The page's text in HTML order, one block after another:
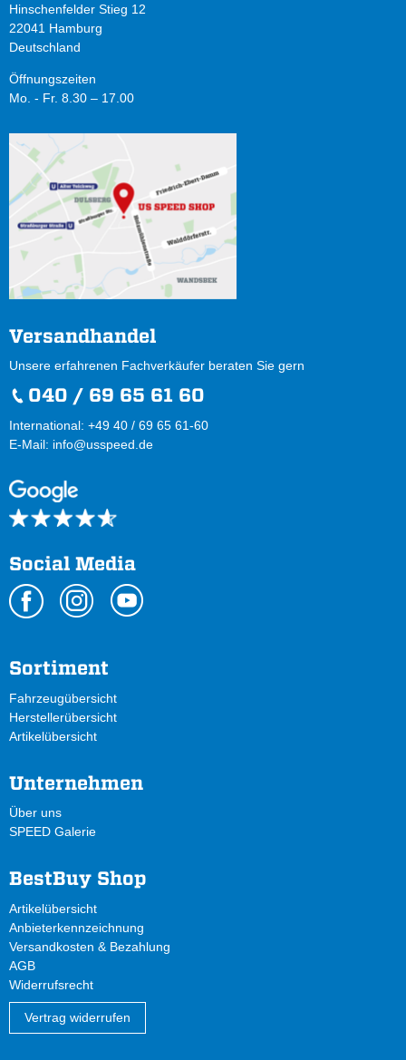
Hinschenfelder Stieg 12
22041 Hamburg
Deutschland
Öffnungszeiten
Mo. - Fr. 8.30 – 17.00
Versandhandel
Unsere erfahrenen Fachverkäufer beraten Sie gern
040 / 69 65 61 60
International: +49 40 / 69 65 61-60
E-Mail: info@usspeed.de
Social Media
Sortiment
Fahrzeugübersicht
Herstellerübersicht
Artikelübersicht
Unternehmen
Über uns
SPEED Galerie
BestBuy Shop
Artikelübersicht
Anbieterkennzeichnung
Versandkosten & Bezahlung
AGB
Widerrufsrecht
Vertrag widerrufen